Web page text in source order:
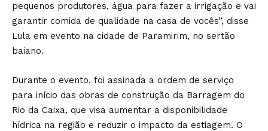
pequenos produtores, água para fazer a irrigação e vai
garantir comida de qualidade na casa de vocês”, disse
Lula em evento na cidade de Paramirim, no sertão
baiano.
Durante o evento, foi assinada a ordem de serviço
para início das obras de construção da Barragem do
Rio da Caixa, que visa aumentar a disponibilidade
hídrica na região e reduzir o impacto da estiagem. O